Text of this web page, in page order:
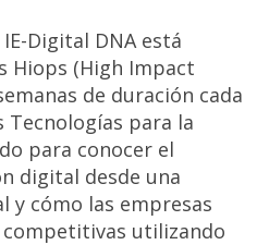
Digital DNA está
Hiops (High Impact
de duración cada
Tecnologías para la
para conocer el
digital desde una
y cómo las empresas
utilizando